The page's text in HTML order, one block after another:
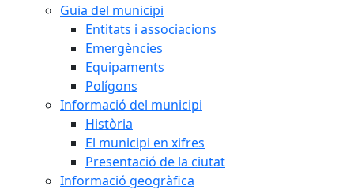
Guia del municipi
Entitats i associacions
Emergències
Equipaments
Polígons
Informació del municipi
Història
El municipi en xifres
Presentació de la ciutat
Informació geogràfica